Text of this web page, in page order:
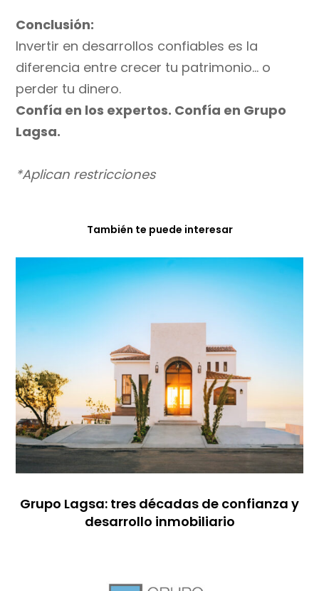
Conclusión:
Invertir en desarrollos confiables es la
diferencia entre crecer tu patrimonio… o
perder tu dinero.
Confía en los expertos. Confía en Grupo
Lagsa.
*Aplican restricciones
También te puede interesar
Grupo Lagsa: tres décadas de confianza y
desarrollo inmobiliario